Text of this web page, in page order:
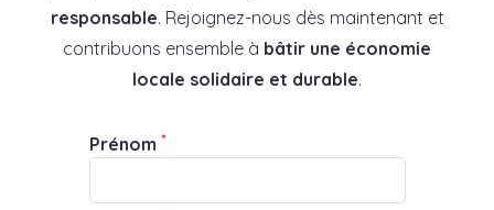
responsable. Rejoignez-nous dès maintenant et
contribuons ensemble à bâtir une économie
locale solidaire et durable.
Prénom *